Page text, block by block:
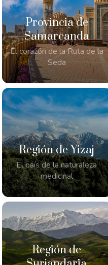
Provincia de
Samarcanda
El corazón de la Ruta de la
Seda
Región de Yizaj
El país de la naturaleza
medicinal
Región de